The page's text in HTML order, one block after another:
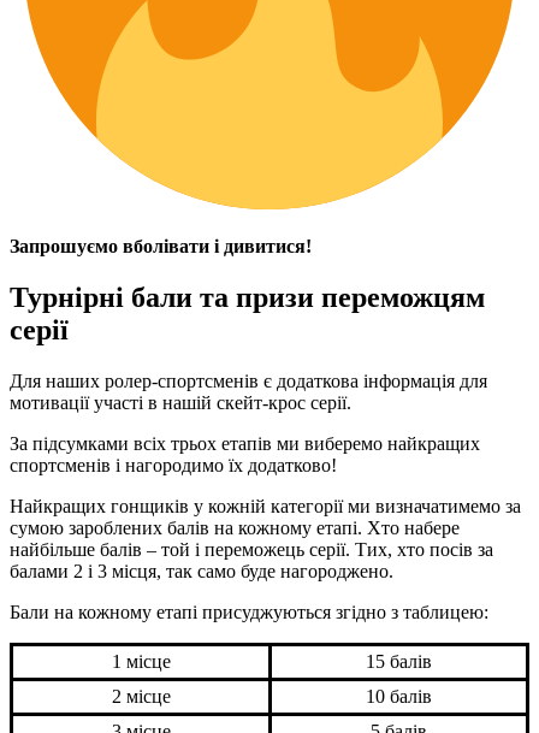
Запрошуємо вболівати і дивитися!
Турнірні бали та призи переможцям
серії
Для наших ролер-спортсменів є додаткова інформація для
мотивації участі в нашій скейт-крос серії.
За підсумками всіх трьох етапів ми виберемо найкращих
спортсменів і нагородимо їх додатково!
Найкращих гонщиків у кожній категорії ми визначатимемо за
сумою зароблених балів на кожному етапі. Хто набере
найбільше балів – той і переможець серії. Тих, хто посів за
балами 2 і 3 місця, так само буде нагороджено.
Бали на кожному етапі присуджуються згідно з таблицею:
1 місце
15 балів
2 місце
10 балів